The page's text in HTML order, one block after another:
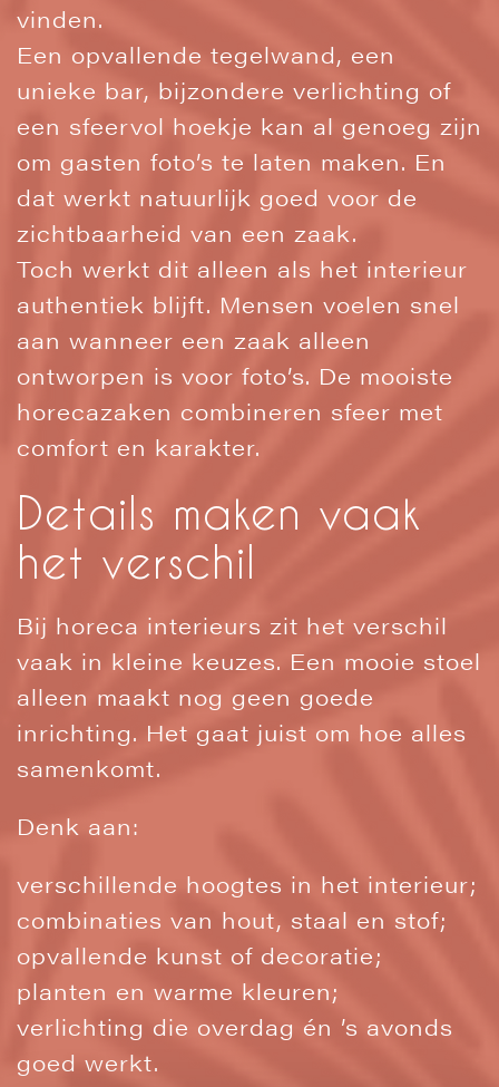
vinden.
Een opvallende tegelwand, een
unieke bar, bijzondere verlichting of
een sfeervol hoekje kan al genoeg zijn
om gasten foto’s te laten maken. En
dat werkt natuurlijk goed voor de
zichtbaarheid van een zaak.
Toch werkt dit alleen als het interieur
authentiek blijft. Mensen voelen snel
aan wanneer een zaak alleen
ontworpen is voor foto’s. De mooiste
horecazaken combineren sfeer met
comfort en karakter.
Details maken vaak
het verschil
Bij horeca interieurs zit het verschil
vaak in kleine keuzes. Een mooie stoel
alleen maakt nog geen goede
inrichting. Het gaat juist om hoe alles
samenkomt.
Denk aan:
verschillende hoogtes in het interieur;
combinaties van hout, staal en stof;
opvallende kunst of decoratie;
planten en warme kleuren;
verlichting die overdag én ’s avonds
goed werkt.